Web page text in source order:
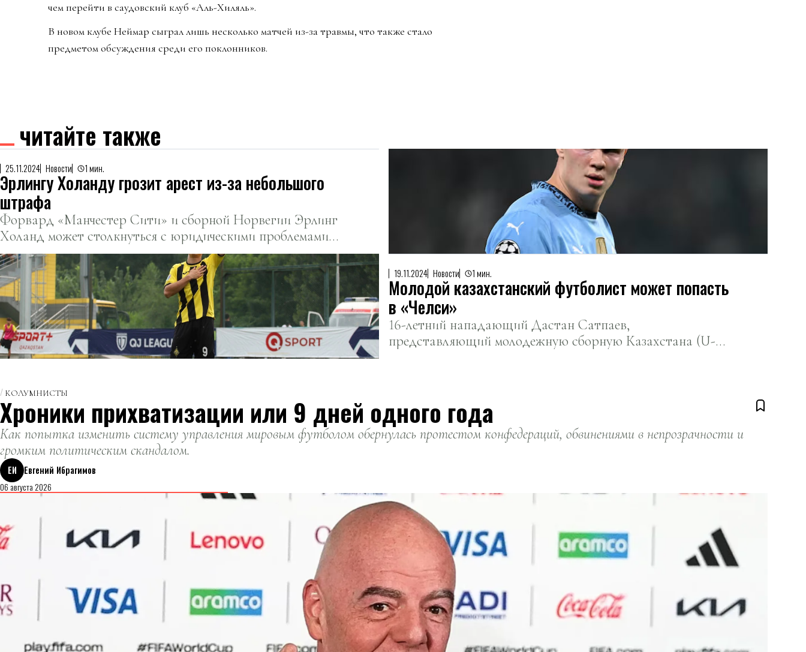
чем перейти в саудовский клуб «Аль-Хиляль».
В новом клубе Неймар сыграл лишь несколько матчей из-за травмы, что также стало
предметом обсуждения среди его поклонников.
читайте также
25.11.2024 Новости 1 мин.
Эрлингу Холанду грозит арест из-за небольшого
штрафа
Форвард «Манчестер Сити» и сборной Норвегии Эрлинг
Холанд может столкнуться с юридическими проблемами в
Швейцарии.
19.11.2024 Новости 1 мин.
Молодой казахстанский футболист может попасть
в «Челси»
16-летний нападающий Дастан Сатпаев,
представляющий молодежную сборную Казахстана (U-
КОЛУМНИСТЫ
Хроники прихватизации или 9 дней одного года
Как попытка изменить систему управления мировым футболом обернулась протестом конфедераций, обвинениями в непрозрачности и
громким политическим скандалом.
ЕИ
Евгений Ибрагимов
06 августа 2026